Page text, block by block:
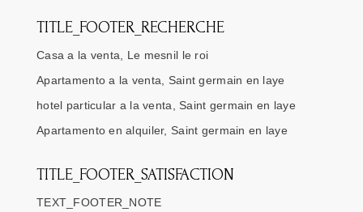
TITLE_FOOTER_RECHERCHE
Casa a la venta, Le mesnil le roi
Apartamento a la venta, Saint germain en laye
hotel particular a la venta, Saint germain en laye
Apartamento en alquiler, Saint germain en laye
TITLE_FOOTER_SATISFACTION
TEXT_FOOTER_NOTE